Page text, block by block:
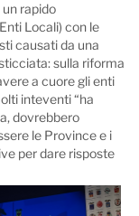
rapido
Locali) con le
causati da una
sulla riforma
a cuore gli enti
inteventi “ha
dovrebbero
le Province e i
per dare risposte